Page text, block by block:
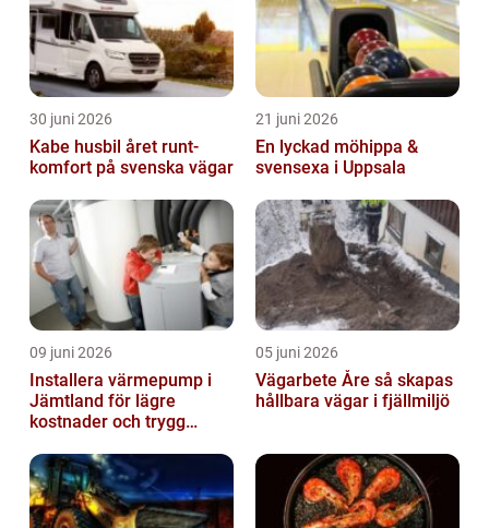
30 juni 2026
Kabe husbil året runt-
komfort på svenska vägar
21 juni 2026
En lyckad möhippa &
svensexa i Uppsala
09 juni 2026
Installera värmepump i
Jämtland för lägre
kostnader och trygg
05 juni 2026
Vägarbete Åre så skapas
hållbara vägar i fjällmiljö